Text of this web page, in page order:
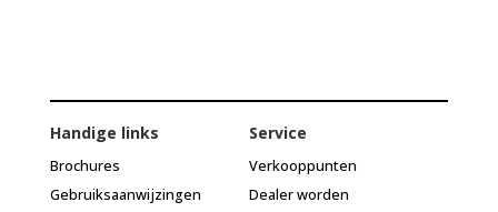
Handige links
Brochures
Gebruiksaanwijzingen
Service
Verkooppunten
Dealer worden